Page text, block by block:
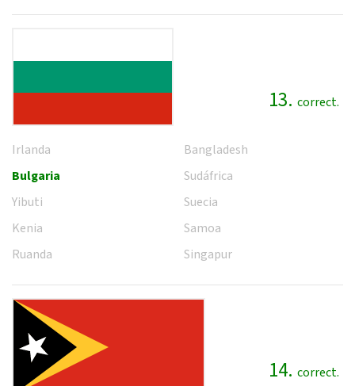
13. correct.
Irlanda
Bulgaria
Yibuti
Kenia
Ruanda
Bangladesh
Sudáfrica
Suecia
Samoa
Singapur
14. correct.